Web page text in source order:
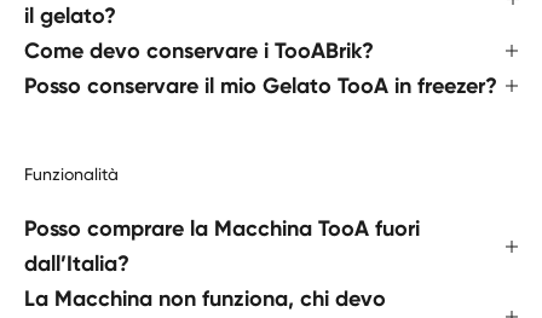
il gelato?
Come devo conservare i TooABrik?
Posso conservare il mio Gelato TooA in freezer?
Funzionalità
Posso comprare la Macchina TooA fuori
dall’Italia?
La Macchina non funziona, chi devo